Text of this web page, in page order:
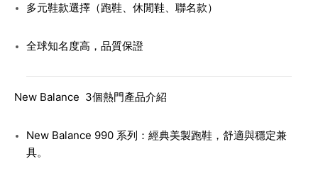
多元鞋款選擇（跑鞋、休閒鞋、聯名款）
全球知名度高，品質保證
New Balance 3個熱門產品介紹
New Balance 990 系列 ：經典美製跑鞋，舒適與穩定兼
具。